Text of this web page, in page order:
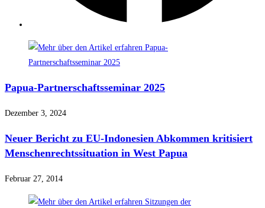
Papua-Partnerschaftsseminar 2025
Dezember 3, 2024
Neuer Bericht zu EU-Indonesien Abkommen kritisiert
Menschenrechtssituation in West Papua
Februar 27, 2014